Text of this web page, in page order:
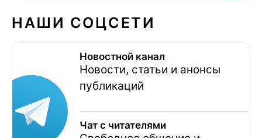
НАШИ СОЦСЕТИ
Новостной канал
Новости, статьи и анонсы
публикаций
Чат с читателями